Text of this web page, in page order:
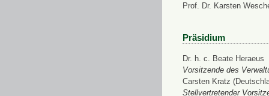
Prof. Dr. Karsten
Präsidium
Dr. h. c. Beate Heraeus
Vorsitzende des
Carsten Kratz
Stellvertretender